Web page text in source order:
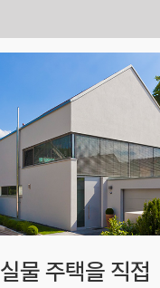
물 주택을 직접